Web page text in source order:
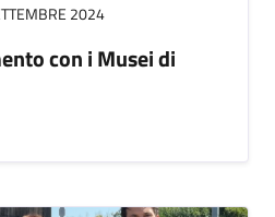
2024
con i Musei di